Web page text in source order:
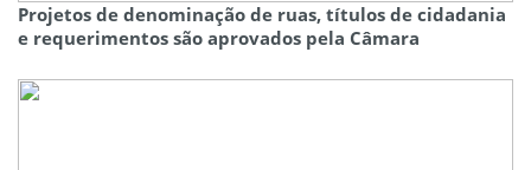
Projetos de denominação de ruas, títulos de cidadania
e requerimentos são aprovados pela Câmara